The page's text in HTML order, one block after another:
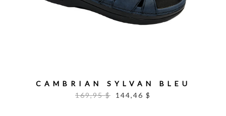
CAMBRIAN SYLVAN BLEU
169,95 $
144,46 $